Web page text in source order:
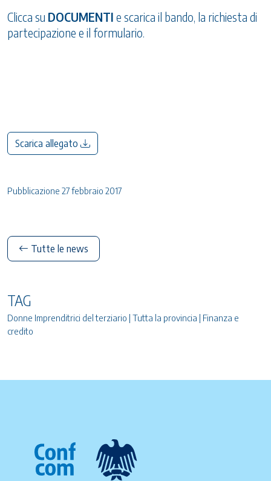
Clicca su DOCUMENTI e scarica il bando, la richiesta di
partecipazione e il formulario.
Scarica allegato
Pubblicazione 27 febbraio 2017
Tutte le news
TAG
Donne Imprenditrici del terziario | Tutta la provincia | Finanza e
credito